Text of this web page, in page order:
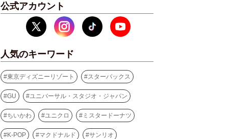
公式アカウント
人気のキーワード
#東京ディズニーリゾート #スターバックス
#GU #ユニバーサル・スタジオ・ジャパン
#ちいかわ #ユニクロ # ミスタードーナツ
#K-POP #マクドナルド #サンリオ